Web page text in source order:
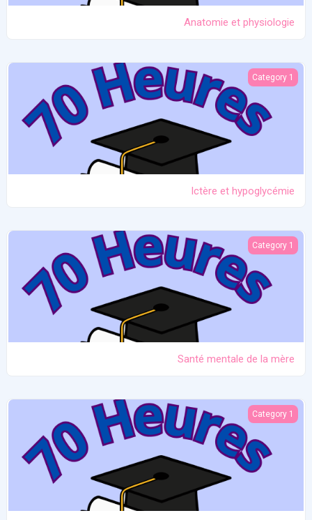
Anatomie et physiologie
Ictère et hypoglycémie
Category 1
Ictère et hypoglycémie
Santé mentale de la mère
Category 1
Santé mentale de la mère
Problèmes liés aux seins
Category 1